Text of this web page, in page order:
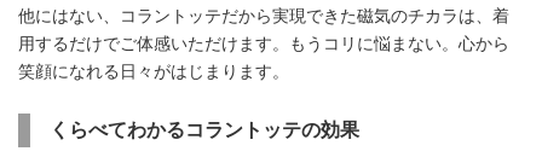
他にはない、コラントッテだから実現できた磁気のチカラは、着
用するだけでご体感いただけます。もうコリに悩まない。心から
笑顔になれる日々がはじまります。
くらべてわかるコラントッテの効果